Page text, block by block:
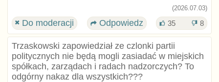
(2026.07.03)
Do moderacji Odpowiedz 35 8
Trzaskowski zapowiedział ze czlonki partii
politycznych nie będą mogli zasiadać w miejskich
spółkach, zarządach i radach nadzorczych? To
odgórny nakaz dla wszystkich???